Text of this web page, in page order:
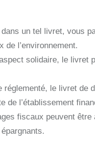
un tel livret, vous
de l’environnement.
solidaire, le livret
réglementé, le livret de
de l’établissement
fiscaux peuvent